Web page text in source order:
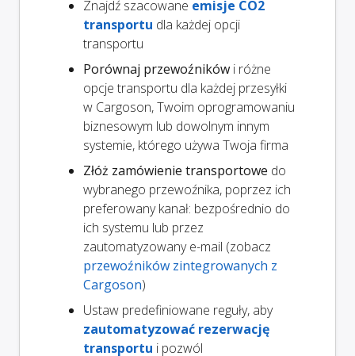
Znajdź szacowane emisje CO2
transportu dla każdej opcji
transportu
Porównaj przewoźników i różne
opcje transportu dla każdej przesyłki
w Cargoson, Twoim oprogramowaniu
biznesowym lub dowolnym innym
systemie, którego używa Twoja firma
Złóż zamówienie transportowe do
wybranego przewoźnika, poprzez ich
preferowany kanał: bezpośrednio do
ich systemu lub przez
zautomatyzowany e-mail (zobacz
przewoźników zintegrowanych z
Cargoson)
Ustaw predefiniowane reguły, aby
zautomatyzować rezerwację
transportu i pozwól